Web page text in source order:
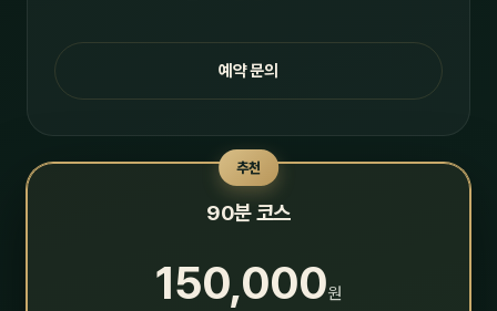
예약 문의
추천
90분 코스
150,000원